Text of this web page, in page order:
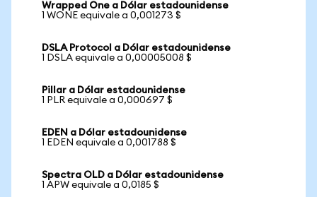
Wrapped One a Dólar estadounidense
1 WONE equivale a 0,001273 $
DSLA Protocol a Dólar estadounidense
1 DSLA equivale a 0,00005008 $
Pillar a Dólar estadounidense
1 PLR equivale a 0,000697 $
EDEN a Dólar estadounidense
1 EDEN equivale a 0,001788 $
Spectra OLD a Dólar estadounidense
1 APW equivale a 0,0185 $